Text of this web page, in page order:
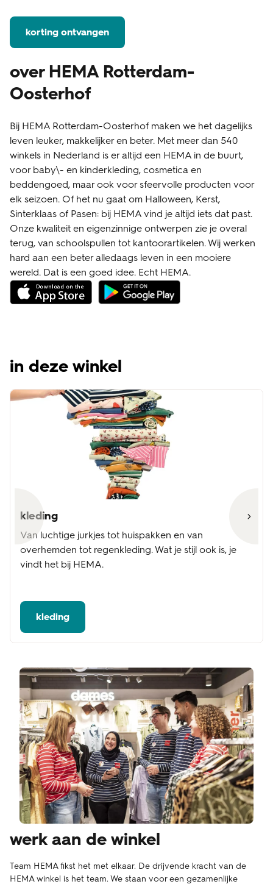
korting ontvangen
over HEMA Rotterdam-
Oosterhof
Bij HEMA Rotterdam-Oosterhof maken we het dagelijks
leven leuker, makkelijker en beter. Met meer dan 540
winkels in Nederland is er altijd een HEMA in de buurt,
voor baby\- en kinderkleding, cosmetica en
beddengoed, maar ook voor sfeervolle producten voor
elk seizoen. Of het nu gaat om Halloween, Kerst,
Sinterklaas of Pasen: bij HEMA vind je altijd iets dat past.
Onze kwaliteit en eigenzinnige ontwerpen zie je overal
terug, van schoolspullen tot kantoorartikelen. Wij werken
hard aan een beter alledaags leven in een mooiere
wereld. Dat is een goed idee. Echt HEMA.
in deze winkel
kleding
Van luchtige jurkjes tot huispakken en van
overhemden tot regenkleding. Wat je stijl ook is, je
vindt het bij HEMA.
kleding
werk aan de winkel
Team HEMA fikst het met elkaar. De drijvende kracht van de
HEMA winkel is het team. We staan voor een gezamenlijke